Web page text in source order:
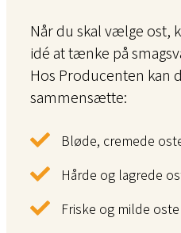
Når du skal vælge ost,
idé at tænke på
Hos Producenten kan
sammensætte:
Bløde, cremede
Hårde og lagrede
Friske og milde